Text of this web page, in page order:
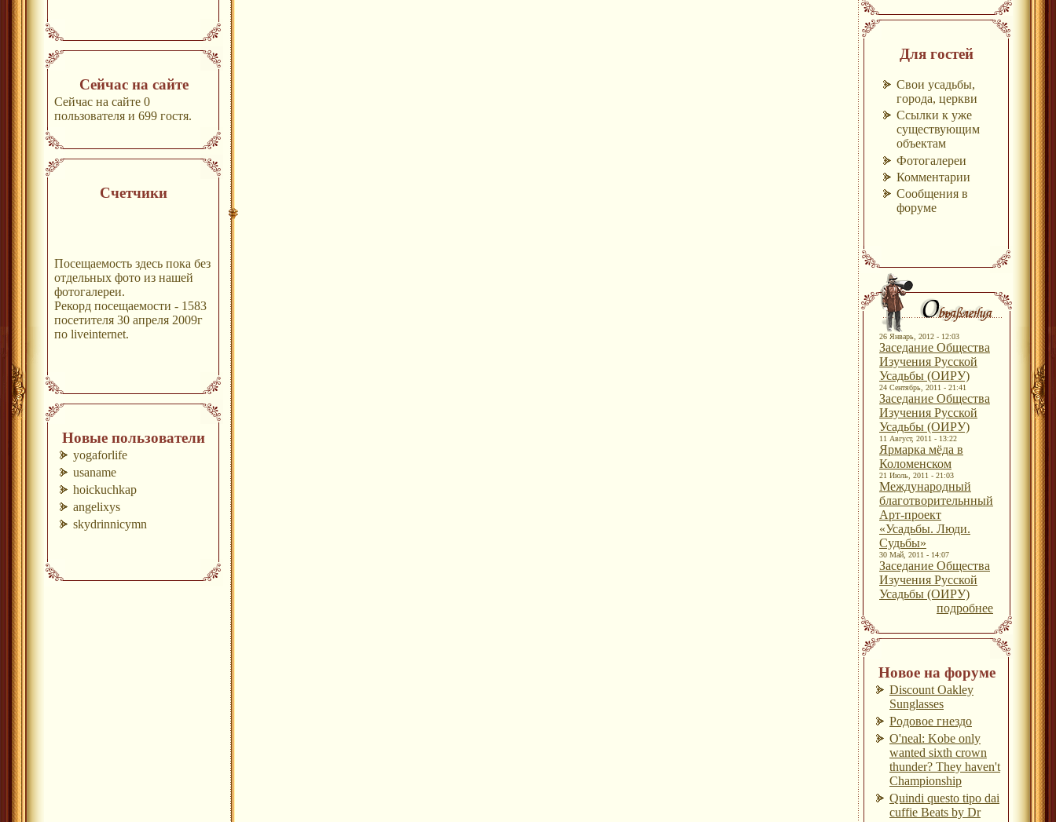
Сейчас на сайте
Сейчас на сайте 0
пользователя и 699 гостя.
Счетчики
Посещаемость здесь пока без
отдельных фото из нашей
фотогалереи.
Рекорд посещаемости - 1583
посетителя 30 апреля 2009г
по liveinternet.
Новые пользователи
yogaforlife
usaname
hoickuchkap
angelixys
skydrinnicymn
Для гостей
Свои усадьбы,
города, церкви
Ссылки к уже
существующим
объектам
Фотогалереи
Комментарии
Сообщения в
форуме
26 Январь, 2012 - 12:03
Заседание Общества
Изучения Русской
Усадьбы (ОИРУ)
24 Сентябрь, 2011 - 21:41
Заседание Общества
Изучения Русской
Усадьбы (ОИРУ)
11 Август, 2011 - 13:22
Ярмарка мёда в
Коломенском
21 Июль, 2011 - 21:03
Международный
благотворительнный
Арт-проект
«Усадьбы. Люди.
Судьбы»
30 Май, 2011 - 14:07
Заседание Общества
Изучения Русской
Усадьбы (ОИРУ)
подробнее
Новое на форуме
Discount Oakley
Sunglasses
Родовое гнездо
O'neal: Kobe only
wanted sixth crown
thunder? They haven't
Championship
Quindi questo tipo dai
cuffie Beats by Dr